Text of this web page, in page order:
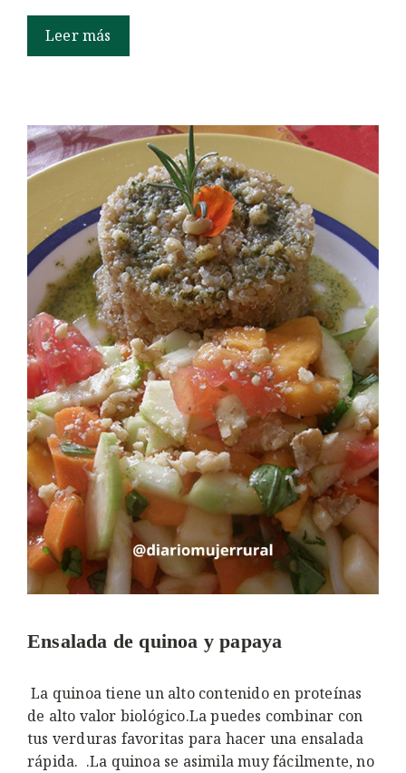
Leer más
Ensalada de quinoa y papaya
La quinoa tiene un alto contenido en proteínas
de alto valor biológico.La puedes combinar con
tus verduras favoritas para hacer una ensalada
rápida. .La quinoa se asimila muy fácilmente, no